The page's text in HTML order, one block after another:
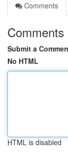
Comments
Comments
Submit a
No HTML
HTML is disabled